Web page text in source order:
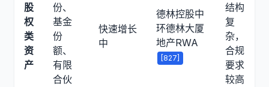
股
权
类
资
产
份、
基金
份
额、
有限
合伙
快速增长
中
德林控股中
环德林大厦
地产RWA
[827]
结构
复
杂，
合规
要求
较高